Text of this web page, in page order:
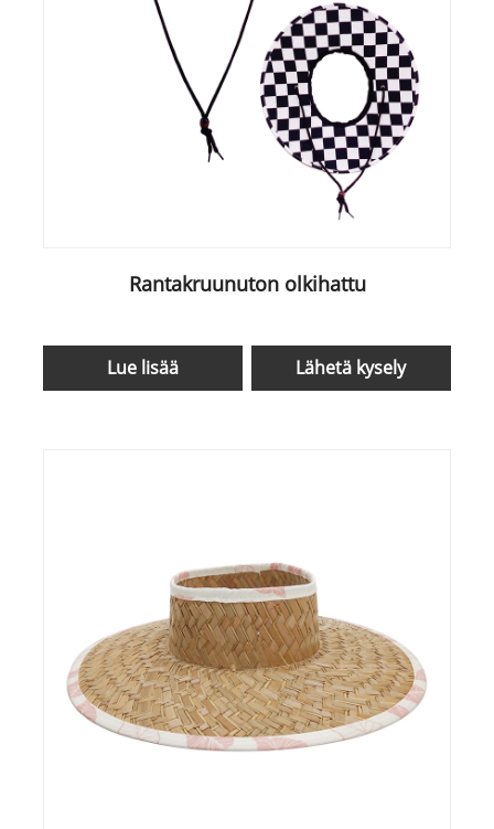
Rantakruunuton olkihattu
Lue lisää Lähetä kysely